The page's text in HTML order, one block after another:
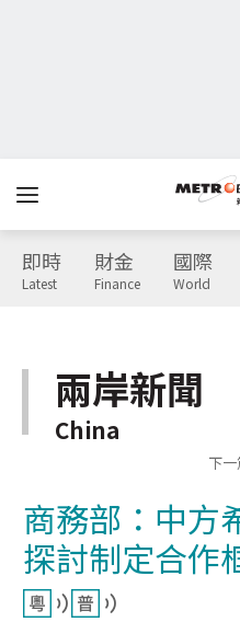
即時
Latest
財金
Finance
國際
World
兩岸新聞
China
下一
商務部：中方
探討制定合作